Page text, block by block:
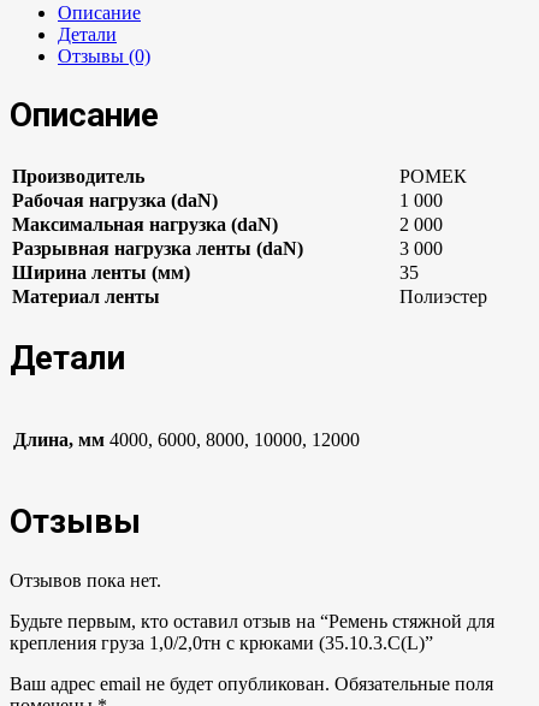
Описание
Детали
Отзывы (0)
Описание
Производитель
РОМЕК
Рабочая нагрузка (daN)
1 000
Максимальная нагрузка (daN)
2 000
Разрывная нагрузка ленты (daN)
3 000
Ширина ленты (мм)
35
Материал ленты
Полиэстер
Детали
Длина, мм 4000, 6000, 8000, 10000, 12000
Отзывы
Отзывов пока нет.
Будьте первым, кто оставил отзыв на “Ремень стяжной для
крепления груза 1,0/2,0тн с крюками (35.10.3.С(L)”
Ваш адрес email не будет опубликован. Обязательные поля